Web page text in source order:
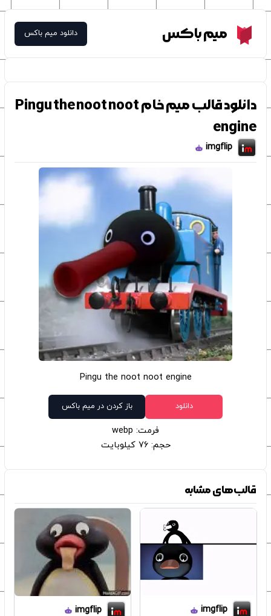
Meme Boxمیم باکس دانلود میم باکس
دانلود قالب میم خام Pingu the noot noot
engine
imgflip
Pingu the noot noot engine
دانلود باز کردن در میم باکس
فرمت: webp
حجم: 76 کیلوبایت
قالب‌های مشابه
imgflip
imgflip